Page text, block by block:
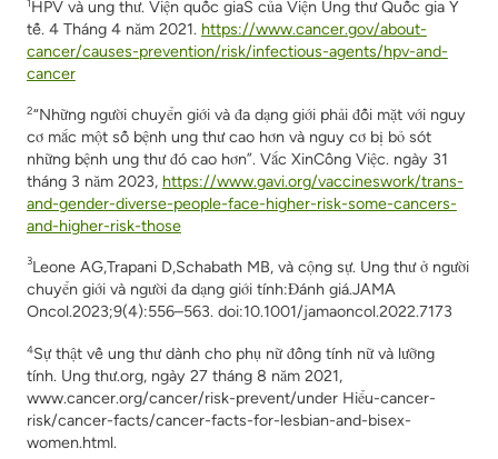
1HPV và ung thư. Viện quốc giaS của Viện Ung thư Quốc gia Y
tế. 4 Tháng 4 năm 2021. https://www.cancer.gov/about-
cancer/causes-prevention/risk/infectious-agents/hpv-and-
cancer
2“Những người chuyển giới và đa dạng giới phải đối mặt với nguy
cơ mắc một số bệnh ung thư cao hơn và nguy cơ bị bỏ sót
những bệnh ung thư đó cao hơn”. Vắc XinCông Việc. ngày 31
tháng 3 năm 2023, https://www.gavi.org/vaccineswork/trans-
and-gender-diverse-people-face-higher-risk-some-cancers-
and-higher-risk-those
3Leone AG,Trapani D,Schabath MB, và cộng sự. Ung thư ở người
chuyển giới và người đa dạng giới tính:Đánh giá.JAMA
Oncol.2023;9(4):556–563. doi:10.1001/jamaoncol.2022.7173
4Sự thật về ung thư dành cho phụ nữ đồng tính nữ và lưỡng
tính. Ung thư.org, ngày 27 tháng 8 năm 2021,
www.cancer.org/cancer/risk-prevent/under Hiểu-cancer-
risk/cancer-facts/cancer-facts-for-lesbian-and-bisex-
women.html.